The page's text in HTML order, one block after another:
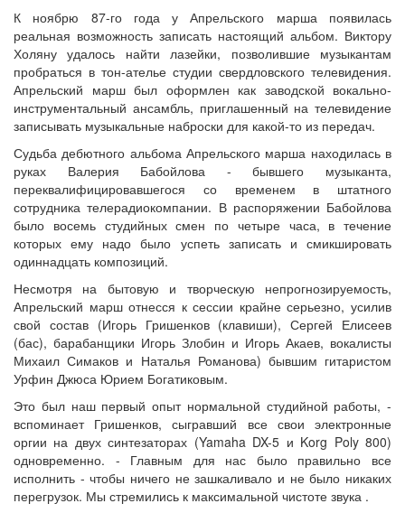
К ноябрю 87-го года у Апрельского марша появилась
реальная возможность записать настоящий альбом. Виктору
Холяну удалось найти лазейки, позволившие музыкантам
пробраться в тон-ателье студии свердловского телевидения.
Апрельский марш был оформлен как заводской вокально-
инструментальный ансамбль, приглашенный на телевидение
записывать музыкальные наброски для какой-то из передач.
Судьба дебютного альбома Апрельского марша находилась в
руках Валерия Бабойлова - бывшего музыканта,
переквалифицировавшегося со временем в штатного
сотрудника телерадиокомпании. В распоряжении Бабойлова
было восемь студийных смен по четыре часа, в течение
которых ему надо было успеть записать и смикшировать
одиннадцать композиций.
Несмотря на бытовую и творческую непрогнозируемость,
Апрельский марш отнесся к сессии крайне серьезно, усилив
свой состав (Игорь Гришенков (клавиши), Сергей Елисеев
(бас), барабанщики Игорь Злобин и Игорь Акаев, вокалисты
Михаил Симаков и Наталья Романова) бывшим гитаристом
Урфин Джюса Юрием Богатиковым.
Это был наш первый опыт нормальной студийной работы, -
вспоминает Гришенков, сыгравший все свои электронные
оргии на двух синтезаторах (Yamaha DX-5 и Korg Poly 800)
одновременно. - Главным для нас было правильно все
исполнить - чтобы ничего не зашкаливало и не было никаких
перегрузок. Мы стремились к максимальной чистоте звука .